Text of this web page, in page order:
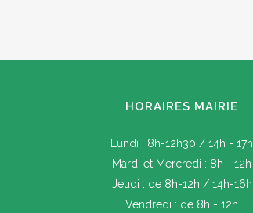
HORAIRES MAIRIE
Lundi : 8h-12h30 / 14h - 17h
Mardi et Mercredi : 8h - 12h
Jeudi : de 8h-12h / 14h-16h
Vendredi : de 8h - 12h